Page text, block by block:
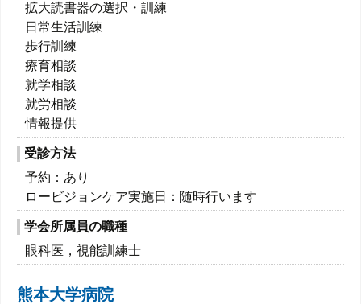
拡大読書器の選択・訓練
日常生活訓練
歩行訓練
療育相談
就学相談
就労相談
情報提供
受診方法
予約：あり
ロービジョンケア実施日：随時行います
学会所属員の職種
眼科医，視能訓練士
熊本大学病院